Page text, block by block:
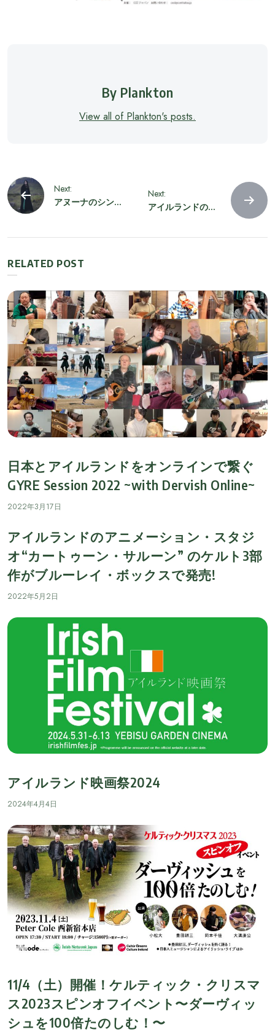
By Plankton
View all of Plankton's posts.
投
稿
ナ
ビ
ゲ
ー
シ
ョ
ン
Next:
アヌーナのシンガ
ーズ エディショ
MVが公開
Next:
アイルランドのア
タジオ“カートゥー
スで発売!
RELATED POST
日本とアイルランドをオンラインで繋ぐ
GYRE Session 2022 ~with Dervish Online~
2022年3月17日
アイルランドのアニメーション・スタジ
オ“カートゥーン・サルーン” のケルト3部
作がブルーレイ・ボックスで発売!
2022年5月2日
アイルランド映画祭2024
2024年4月4日
11/4（土）開催！ケルティック・クリスマ
ス2023スピンオフイベント〜ダーヴィッ
シュを100倍たのしむ！〜